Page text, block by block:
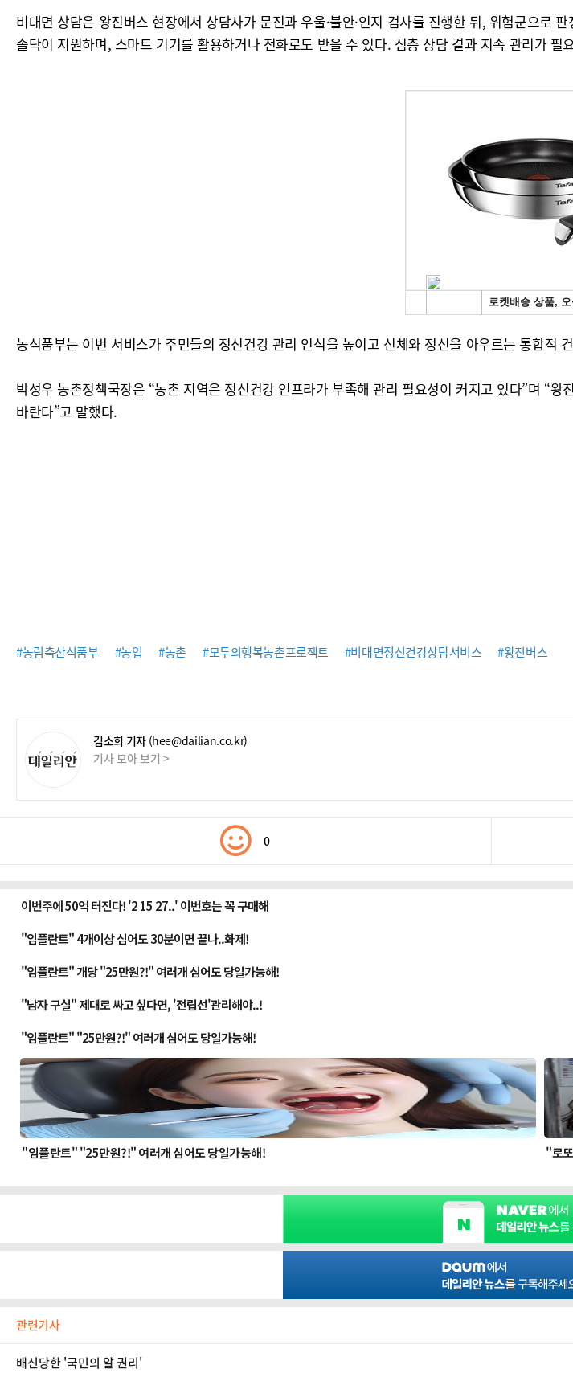
비대면 상담은 왕진버스 현장에서 상담사가 문진과 우울·불안·인지 검사를 진행한 뒤, 위험군으로
솔닥이 지원하며, 스마트 기기를 활용하거나 전화로도 받을 수 있다. 심층 상담 결과 지속 관리가
농식품부는 이번 서비스가 주민들의 정신건강 관리 인식을 높이고 신체와 정신을 아우르는 통합적
박성우 농촌정책국장은 “농촌 지역은 정신건강 인프라가 부족해 관리 필요성이 커지고 있다”며 “
바란다”고 말했다.
#농림축산식품부 #농업 #농촌 #모두의행복농촌프로젝트 #비대면정신건강상담서비스 #왕진버스
김소희 기자 (hee@dailian.co.kr)
기사 모아 보기 >
0
관련기사
배신당한 '국민의 알 권리'